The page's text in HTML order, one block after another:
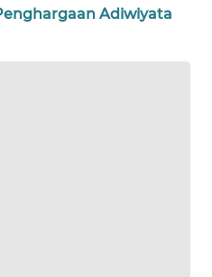
Adiwiyata